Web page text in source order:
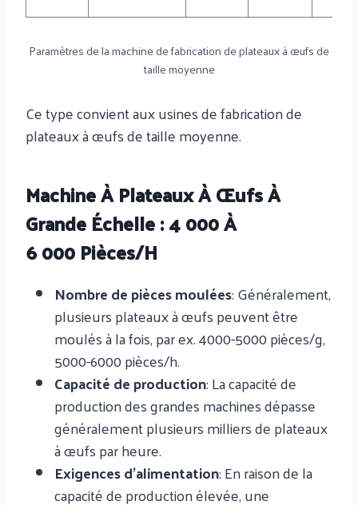
Paramètres de la machine de fabrication de plateaux à œufs de
taille moyenne
Ce type convient aux usines de fabrication de
plateaux à œufs de taille moyenne.
Machine À Plateaux À Œufs À
Grande Échelle : 4 000 À
6 000 Pièces/h
Nombre de pièces moulées: Généralement,
plusieurs plateaux à œufs peuvent être
moulés à la fois, par ex. 4000-5000 pièces/g,
5000-6000 pièces/h.
Capacité de production: La capacité de
production des grandes machines dépasse
généralement plusieurs milliers de plateaux
à œufs par heure.
Exigences d'alimentation: En raison de la
capacité de production élevée, une